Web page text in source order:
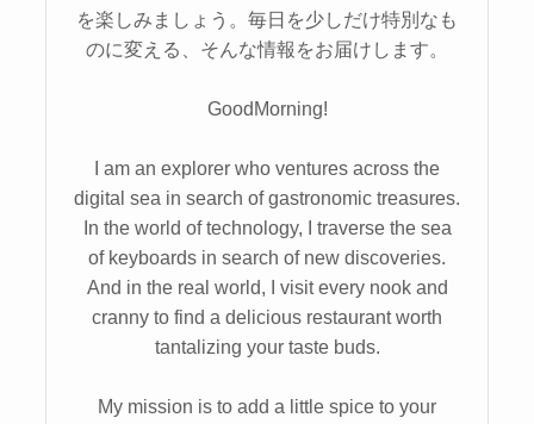
を楽しみましょう。毎日を少しだけ特別なも
のに変える、そんな情報をお届けします。
GoodMorning!
I am an explorer who ventures across the
digital sea in search of gastronomic treasures.
In the world of technology, I traverse the sea
of keyboards in search of new discoveries.
And in the real world, I visit every nook and
cranny to find a delicious restaurant worth
tantalizing your taste buds.
My mission is to add a little spice to your